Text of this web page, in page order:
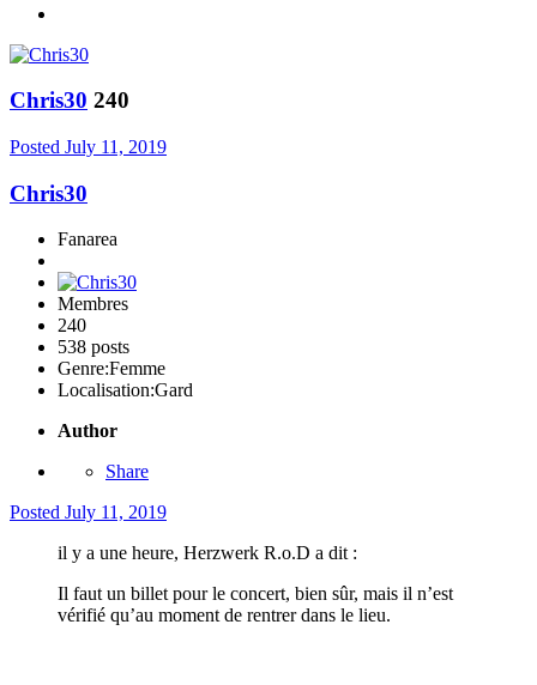
Chris30 240
Posted July 11, 2019
Chris30
Fanarea
Membres
240
538 posts
Genre:Femme
Localisation:Gard
Author
Share
Posted July 11, 2019
il y a une heure, Herzwerk R.o.D a dit :
Il faut un billet pour le concert, bien sûr, mais il n’est
vérifié qu’au moment de rentrer dans le lieu.